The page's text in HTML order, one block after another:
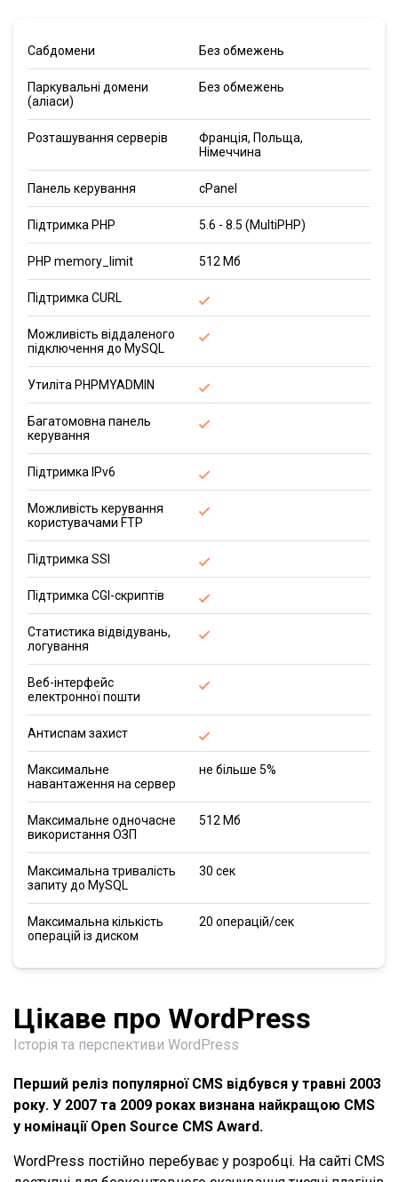
Сабдомени Без обмежень
Паркувальні домени
(аліаси)
Без обмежень
Розташування серверів
Франція, Польща,
Німеччина
Панель керування cPanel
Підтримка PHP 5.6 - 8.5 (MultiPHP)
PHP memory_limit 512 Мб
Підтримка CURL
Можливість віддаленого
підключення до MySQL
Утиліта PHPMYADMIN
Багатомовна панель
керування
Підтримка IPv6
Можливість керування
користувачами FTP
Підтримка SSI
Підтримка CGI-скриптів
Статистика відвідувань,
логування
Веб-інтерфейс
електронної пошти
Антиспам захист
Максимальне
навантаження на сервер
не більше 5%
Максимальне одночасне
використання ОЗП
512 Мб
Максимальна тривалість
запиту до MySQL
30 сек
Максимальна кількість
операцій із диском
20 операцій/сек
Цікаве про WordPress
Історія та перспективи WordPress
Перший реліз популярної CMS відбувся у травні 2003
року. У 2007 та 2009 роках визнана найкращою CMS
у номінації Open Source CMS Award.
WordPress постійно перебуває у розробці. На сайті CMS